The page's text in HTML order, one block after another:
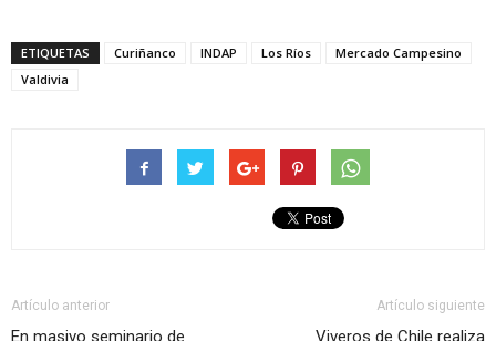
ETIQUETAS Curiñanco INDAP Los Ríos
Mercado Campesino
Valdivia
Artículo anterior
En masivo seminario de
Artículo siguiente
Viveros de Chile realiza